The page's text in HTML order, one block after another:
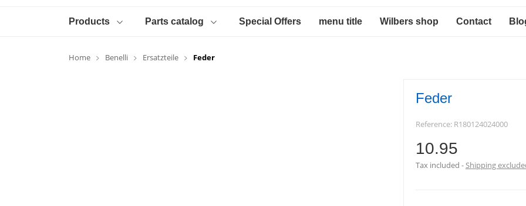
Products Parts catalog Special Offers menu title Wilbers shop Contact
Home Benelli Ersatzteile Feder
Feder
Reference: R180124024000
10.95
Tax included Shipping